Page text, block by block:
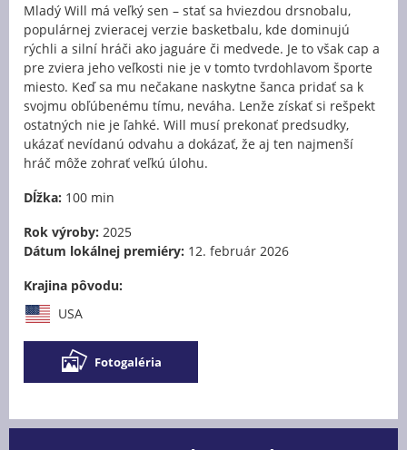
Mladý Will má veľký sen – stať sa hviezdou drsnobalu,
populárnej zvieracej verzie basketbalu, kde dominujú
rýchli a silní hráči ako jaguáre či medvede. Je to však cap a
pre zviera jeho veľkosti nie je v tomto tvrdohlavom športe
miesto. Keď sa mu nečakane naskytne šanca pridať sa k
svojmu obľúbenému tímu, neváha. Lenže získať si rešpekt
ostatných nie je ľahké. Will musí prekonať predsudky,
ukázať nevídanú odvahu a dokázať, že aj ten najmenší
hráč môže zohrať veľkú úlohu.
Dĺžka: 100 min
Rok výroby: 2025
Dátum lokálnej premiéry: 12. február 2026
Krajina pôvodu:
USA
Fotogaléria